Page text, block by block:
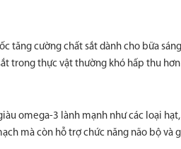
tăng cường chất sắt dành cho bữa
trong thực vật thường khó hấp thu
omega-3 lành mạnh như các loại
mà còn hỗ trợ chức năng não bộ và